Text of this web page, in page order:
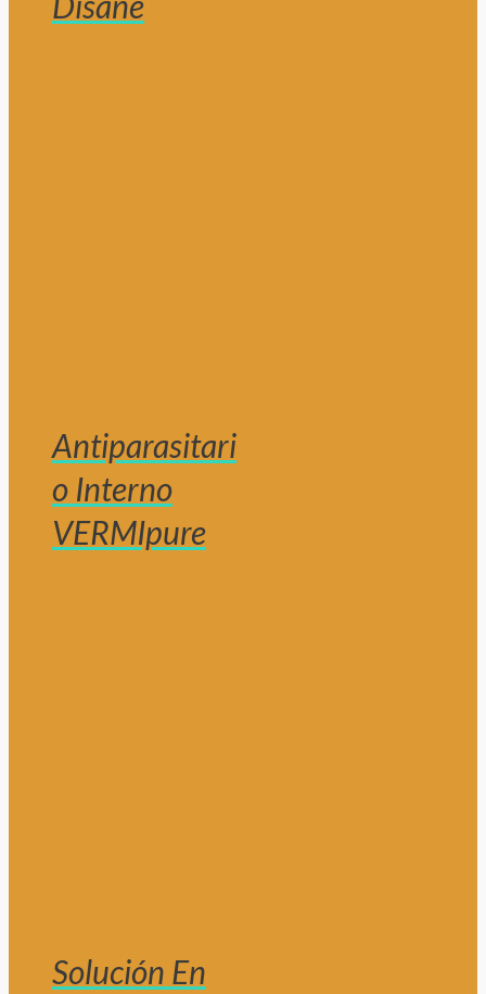
Antiparasitari
o Interno
VERMIpure
Solución En